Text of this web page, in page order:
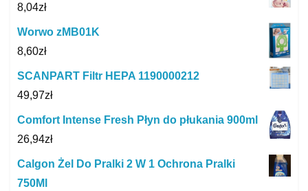
8,04zł
Worwo zMB01K
8,60zł
SCANPART Filtr HEPA 1190000212
49,97zł
Comfort Intense Fresh Płyn do płukania 900ml
26,94zł
Calgon Żel Do Pralki 2 W 1 Ochrona Pralki
750Ml